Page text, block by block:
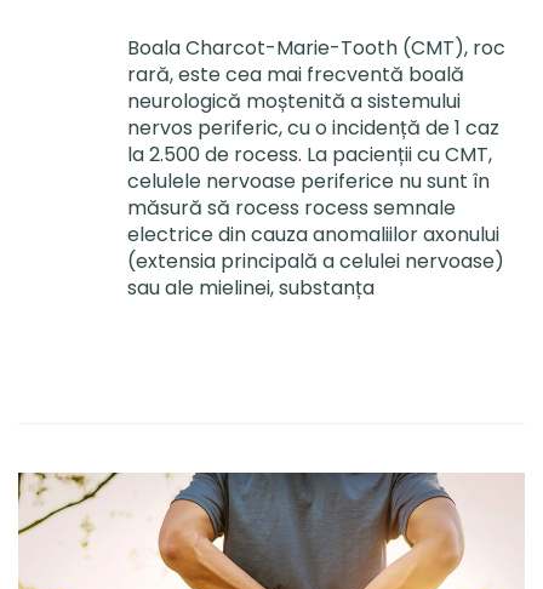
Boala Charcot-Marie-Tooth (CMT), roc
rară, este cea mai frecventă boală
neurologică moștenită a sistemului
nervos periferic, cu o incidență de 1 caz
la 2.500 de rocess. La pacienții cu CMT,
celulele nervoase periferice nu sunt în
măsură să rocess rocess semnale
electrice din cauza anomaliilor axonului
(extensia principală a celulei nervoase)
sau ale mielinei, substanța